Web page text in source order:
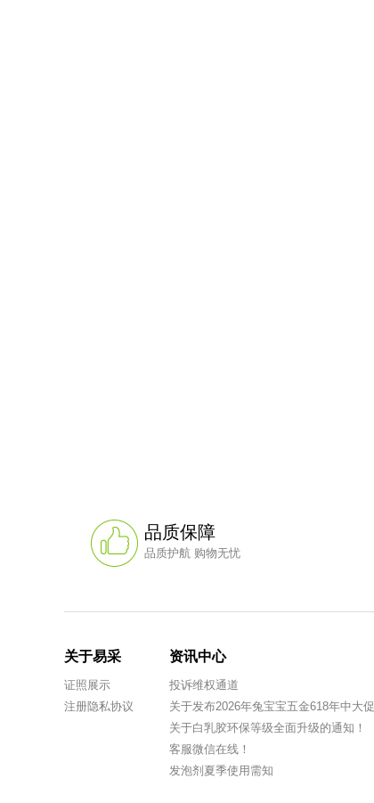
品质保障
品质护航 购物无忧
关于易采
证照展示
注册隐私协议
资讯中心
投诉维权通道
关于发布2026年兔宝宝五金618年中大
关于白乳胶环保等级全面升级的通知！
客服微信在线！
发泡剂夏季使用需知